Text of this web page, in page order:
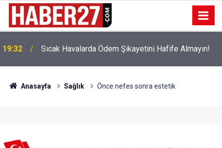
19:32 Sıcak Havalarda Ödem Şikayetini Hafife Almayın!
Anasayfa Sağlık Önce nefes sonra estetik